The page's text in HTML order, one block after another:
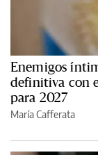
Enemigos
definitiva con
para 2027
María Cafferata